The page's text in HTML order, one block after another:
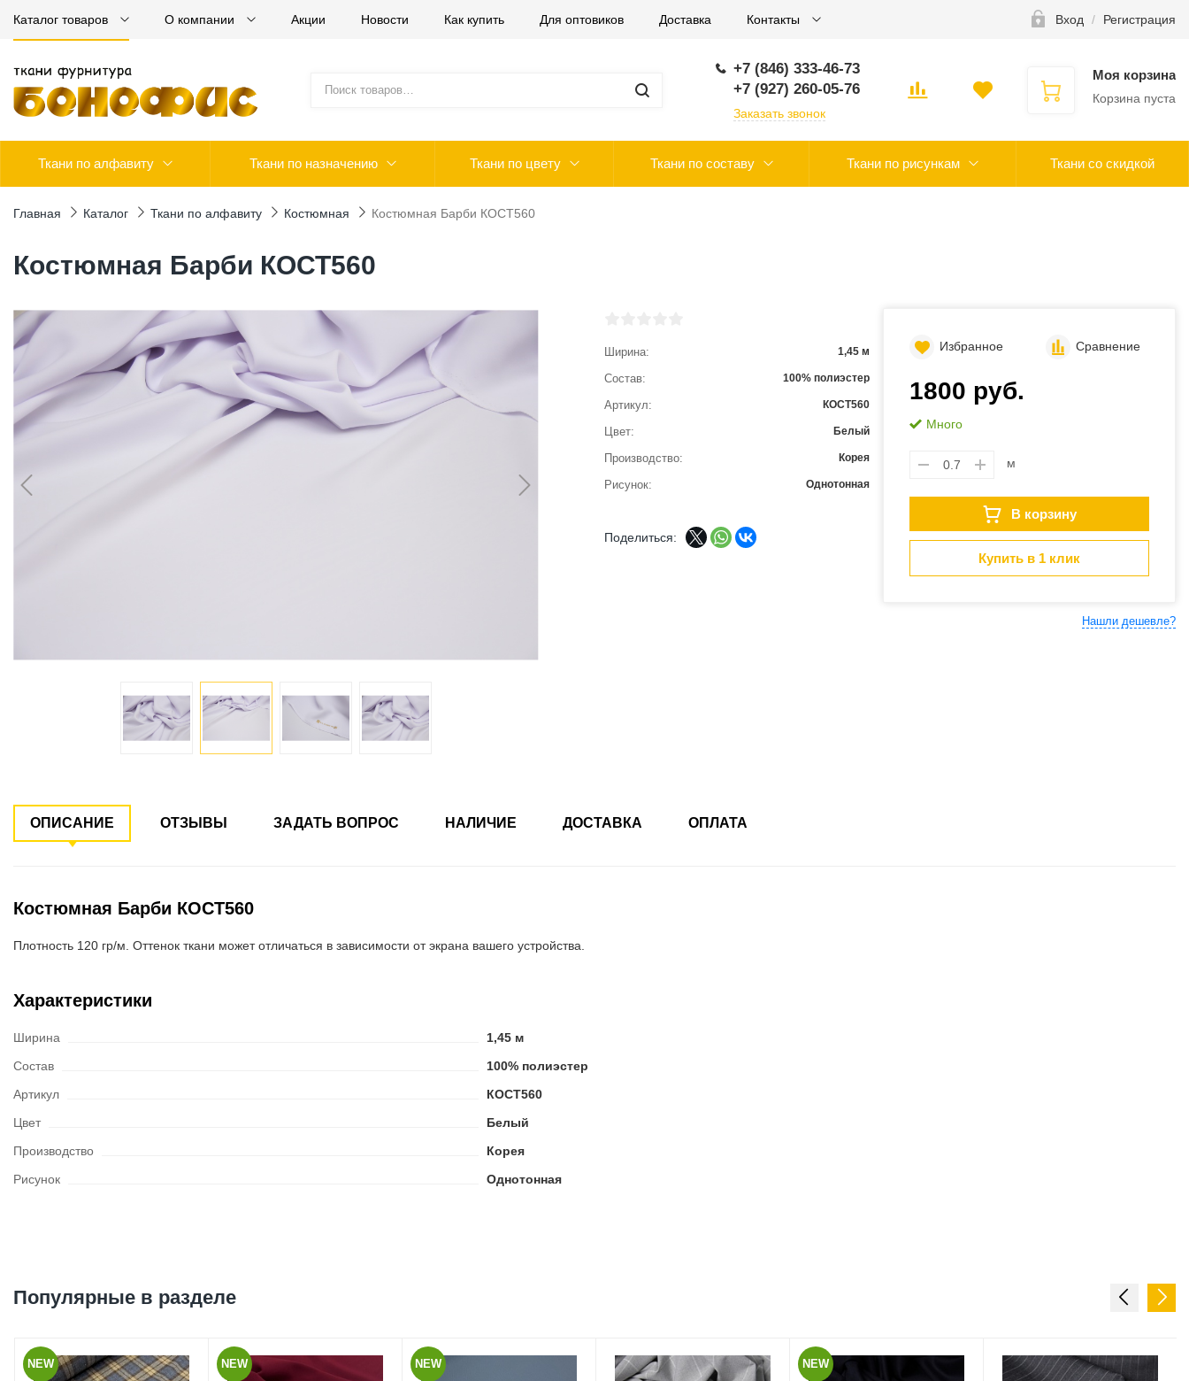
Каталог товаров О компании Акции Новости Как купить Для оптовиков Доставка Контакты Вход / Регистрация
+7 (846) 333-46-73
+7 (927) 260-05-76
Заказать звонок
Моя корзина
Корзина пуста
Ткани по алфавиту Ткани по назначению Ткани по цвету Ткани по составу Ткани по рисункам Ткани со скидкой
Главная Каталог Ткани по алфавиту Костюмная Костюмная Барби КОСТ560
Костюмная Барби КОСТ560
Ширина 1,45 м
Состав 100% полиэстер
Артикул КОСТ560
Цвет Белый
Производство Корея
Рисунок Однотонная
Поделиться:
Избранное Сравнение
1800 руб.
Много
м
В корзину
Купить в 1 клик
Нашли дешевле?
ОПИСАНИЕ ОТЗЫВЫ ЗАДАТЬ ВОПРОС НАЛИЧИЕ ДОСТАВКА ОПЛАТА
Костюмная Барби КОСТ560
Плотность 120 гр/м. Оттенок ткани может отличаться в зависимости от экрана вашего устройства.
Характеристики
Ширина
1,45 м
Состав
100% полиэстер
Артикул
КОСТ560
Цвет
Белый
Производство
Корея
Рисунок
Однотонная
Популярные в разделе
NEW NEW NEW NEW